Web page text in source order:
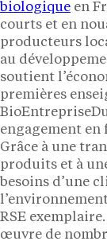
biologique en
courts et en
producteurs
au
soutient
premières
engagement en
Grâce à une
produits et à
besoins d’une
RSE
œuvre de